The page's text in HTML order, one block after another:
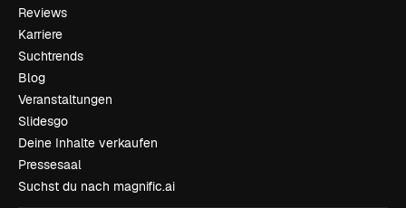
Reviews
Karriere
Suchtrends
Blog
Veranstaltungen
Slidesgo
Deine Inhalte verkaufen
Pressesaal
Suchst du nach magnific.ai